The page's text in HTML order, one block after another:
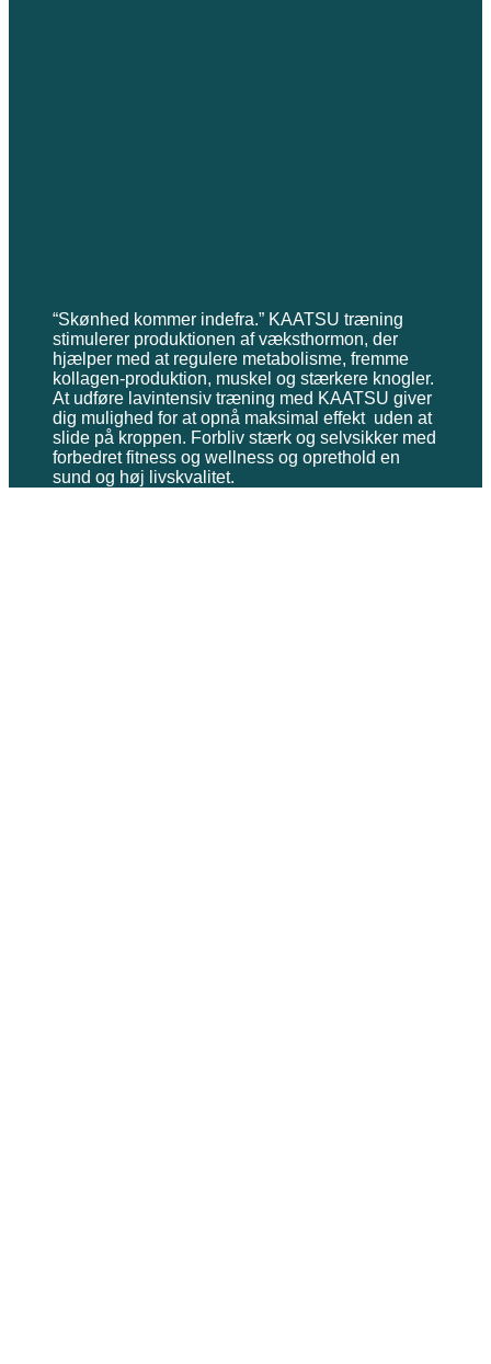
“Skønhed kommer indefra.” KAATSU træning
stimulerer produktionen af væksthormon, der
hjælper med at regulere metabolisme, fremme
kollagen-produktion, muskel og stærkere knogler.
At udføre lavintensiv træning med KAATSU giver
dig mulighed for at opnå maksimal effekt uden at
slide på kroppen. Forbliv stærk og selvsikker med
forbedret fitness og wellness og oprethold en
sund og høj livskvalitet.